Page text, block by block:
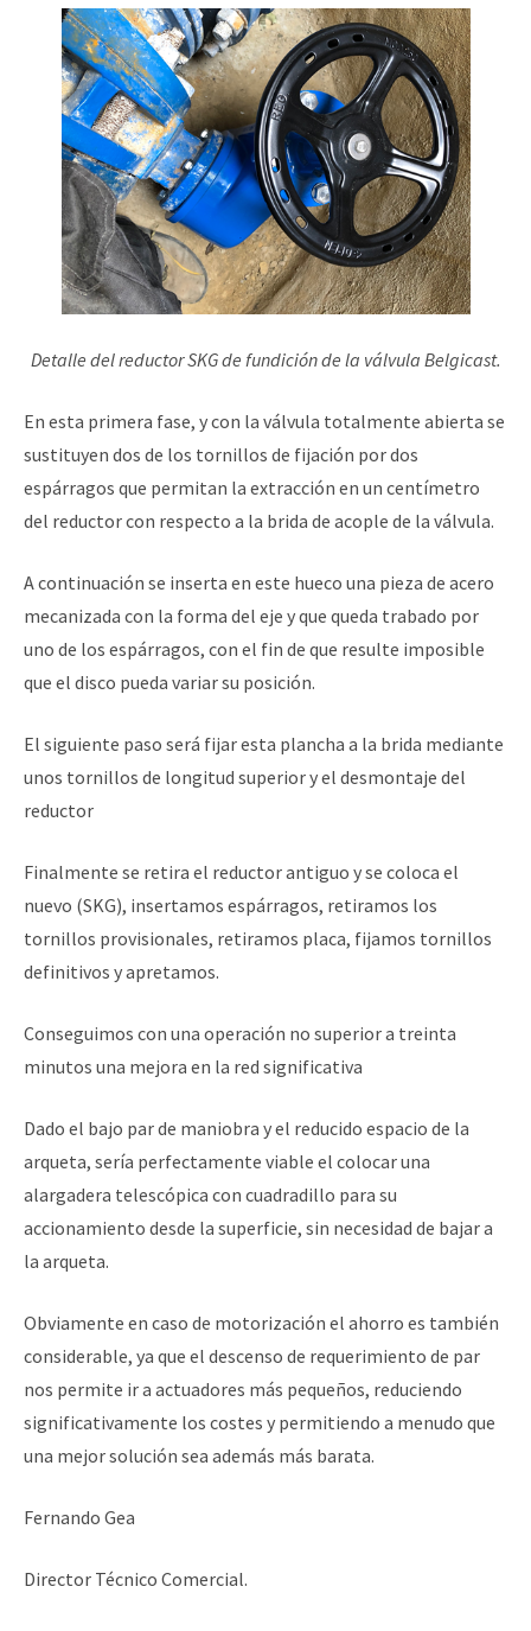
Detalle del reductor SKG de fundición de la válvula Belgicast.
En esta primera fase, y con la válvula totalmente abierta se
sustituyen dos de los tornillos de fijación por dos
espárragos que permitan la extracción en un centímetro
del reductor con respecto a la brida de acople de la válvula.
A continuación se inserta en este hueco una pieza de acero
mecanizada con la forma del eje y que queda trabado por
uno de los espárragos, con el fin de que resulte imposible
que el disco pueda variar su posición.
El siguiente paso será fijar esta plancha a la brida mediante
unos tornillos de longitud superior y el desmontaje del
reductor
Finalmente se retira el reductor antiguo y se coloca el
nuevo (SKG), insertamos espárragos, retiramos los
tornillos provisionales, retiramos placa, fijamos tornillos
definitivos y apretamos.
Conseguimos con una operación no superior a treinta
minutos una mejora en la red significativa
Dado el bajo par de maniobra y el reducido espacio de la
arqueta, sería perfectamente viable el colocar una
alargadera telescópica con cuadradillo para su
accionamiento desde la superficie, sin necesidad de bajar a
la arqueta.
Obviamente en caso de motorización el ahorro es también
considerable, ya que el descenso de requerimiento de par
nos permite ir a actuadores más pequeños, reduciendo
significativamente los costes y permitiendo a menudo que
una mejor solución sea además más barata.
Fernando Gea
Director Técnico Comercial.